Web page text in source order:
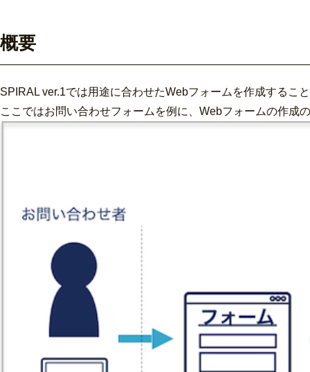
概要
SPIRAL ver.1では用途に合わせたWebフォームを作成するこ
ここではお問い合わせフォームを例に、Webフォームの作成